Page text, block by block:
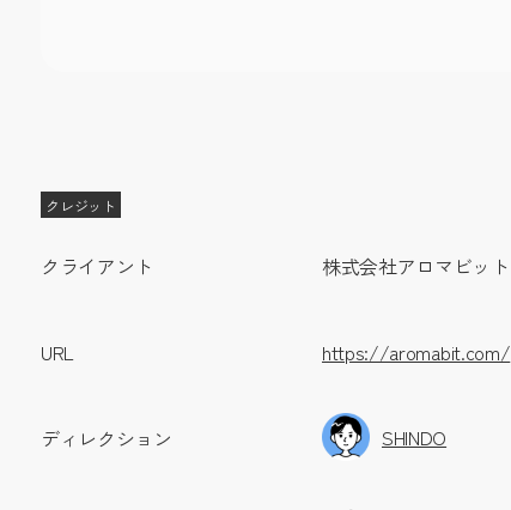
クレジット
クライアント 株式会社アロマビット
URL https://aromabit.com/
ディレクション SHINDO